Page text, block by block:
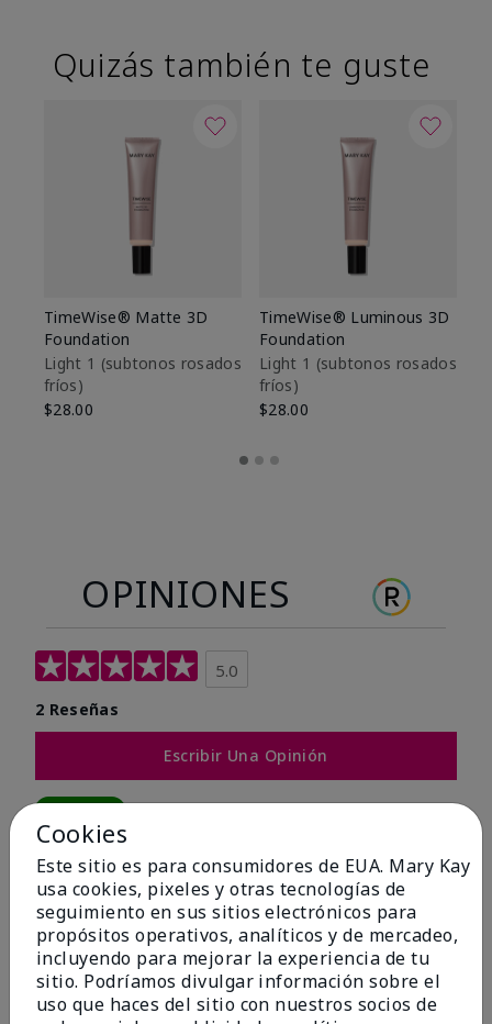
Quizás también te guste
TimeWise® Matte 3D
Foundation
Light 1​ (subtonos rosados
fríos)
$28.00
TimeWise® Luminous 3D
Foundation
Light 1​ (subtonos rosados
fríos)
$28.00
OPINIONES
5.0
2 Reseñas
Escribir Una Opinión
de los encuestados recomendaría a un amigo.
5 estrellas
2
4 estrellas
0
3 estrellas
0
Cookies
Este sitio es para consumidores de EUA. Mary Kay
usa cookies, pixeles y otras tecnologías de
seguimiento en sus sitios electrónicos para
propósitos operativos, analíticos y de mercadeo,
incluyendo para mejorar la experiencia de tu
sitio. Podríamos divulgar información sobre el
uso que haces del sitio con nuestros socios de